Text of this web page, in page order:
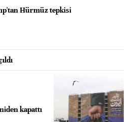
Hürmüz tepkisi
kapattı